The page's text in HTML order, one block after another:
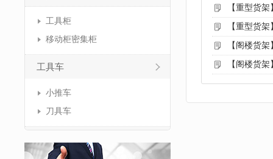
工具柜
移动柜密集柜
工具车
小推车
刀具车
【重型货
【重型货
【阁楼货
【阁楼货